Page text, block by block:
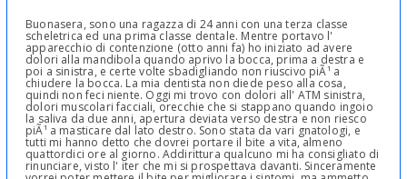
Buonasera, sono una ragazza di 24 anni con una terza classe
scheletrica ed una prima classe dentale. Mentre portavo l'
apparecchio di contenzione (otto anni fa) ho iniziato ad avere
dolori alla mandibola quando aprivo la bocca, prima a destra e
poi a sinistra, e certe volte sbadigliando non riuscivo piÃ¹ a
chiudere la bocca. La mia dentista non diede peso alla cosa,
quindi non feci niente. Oggi mi trovo con dolori all' ATM sinistra,
dolori muscolari facciali, orecchie che si stappano quando ingoio
la saliva da due anni, apertura deviata verso destra e non riesco
piÃ¹ a masticare dal lato destro. Sono stata da vari gnatologi, e
tutti mi hanno detto che dovrei portare il bite a vita, almeno
quattordici ore al giorno. Addirittura qualcuno mi ha consigliato di
rinunciare, visto l' iter che mi si prospettava davanti. Sinceramente